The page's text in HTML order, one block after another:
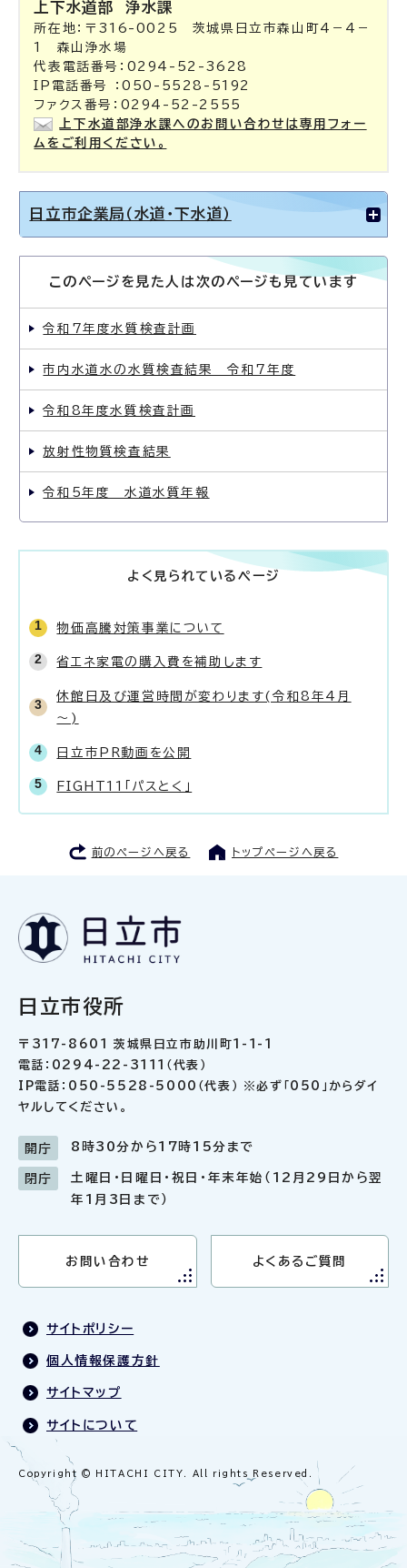
上下水道部浄水課
所在地：〒316-0025 茨城県日立市森山町4－4－
1 森山浄水場
代表電話番号：0294-52-3628
IP電話番号 ：050-5528-5192
ファクス番号：0294-52-2555
上下水道部浄水課へのお問い合わせは専用フォー
ムをご利用ください。
日立市企業局（水道・下水道）
このページを見た人は次のページも見ています
令和7年度水質検査計画
市内水道水の水質検査結果 令和7年度
令和8年度水質検査計画
放射性物質検査結果
令和5年度 水道水質年報
よく見られているページ
物価高騰対策事業について
省エネ家電の購入費を補助します
休館日及び運営時間が変わります(令和8年4月
～)
日立市PR動画を公開
FIGHT11「パスとく」
前のページへ戻る トップページへ戻る
日立市役所
〒317-8601 茨城県日立市助川町1-1-1
電話：0294-22-3111（代表）
IP電話：050-5528-5000（代表） ※必ず「050」からダイ
ヤルしてください。
開庁 8時30分から17時15分まで
閉庁
土曜日・日曜日・祝日・年末年始（12月29日から翌
年1月3日まで）
お問い合わせ よくあるご質問
サイトポリシー
個人情報保護方針
サイトマップ
サイトについて
Copyright © HITACHI CITY. All rights Reserved.